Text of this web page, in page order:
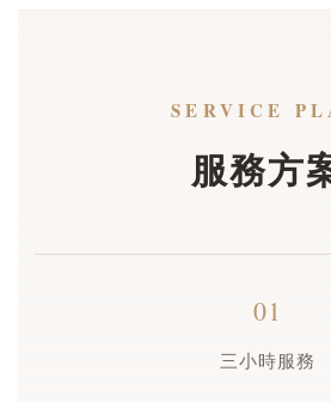
SERVICE
服務方
01
三小時服務